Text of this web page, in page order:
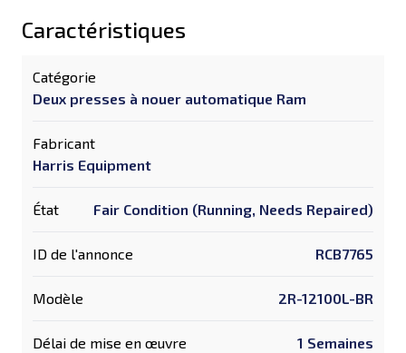
Caractéristiques
Catégorie
Deux presses à nouer automatique Ram
Fabricant
Harris Equipment
État Fair Condition (Running, Needs Repaired)
ID de l'annonce RCB7765
Modèle 2R-12100L-BR
Délai de mise en œuvre 1 Semaines